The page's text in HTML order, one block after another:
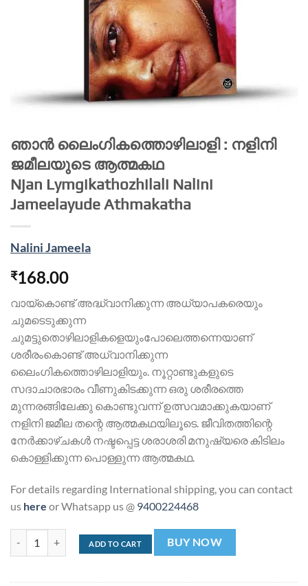
ഞാന്‍ ലൈംഗികത്തൊഴിലാളി : നളിനി
ജമീലയുടെ ആത്മകഥ
Njan Lymgikathozhilali Nalini
Jameelayude Athmakatha
Nalini Jameela
₹168.00
വായ്‌കൊണ്ട് അദ്ധ്വാനിക്കുന്ന അധ്യാപകരെയും
ചുമടെടുക്കുന്ന
ചുമട്ടുതൊഴിലാളികളെയുംപോലെത്തന്നെയാണ്
ശരീരംകൊണ്ട് അധ്വാനിക്കുന്ന
ലൈംഗികത്തൊഴിലാളിയും. നൂറ്റാണ്ടുകളുടെ
സദാചാരഭാരം വീണുകിടക്കുന്ന ഒരു ശരീരത്തെ
മുന്നരങ്ങിലേക്കു കൊണ്ടുവന്ന് ഉത്സവമാക്കുകയാണ്
നളിനി ജമീല തന്റെ ആത്മകഥയിലൂടെ. ജീവിതത്തിന്റെ
നേര്‍ക്കാഴ്ചകള്‍ നഷ്ടപ്പെട്ട ശരാശരി മനുഷ്യരെ കിടിലം
കൊള്ളിക്കുന്ന പൊള്ളുന്ന ആത്മകഥ.
For details regarding International shipping, you can contact
us here or Whatsapp us @ 9400224468
ഞാന്‍ ലൈംഗികത്തൊഴിലാളി : നളിനി ജമീലയുടെ ആത്മകഥ Njan
ADD TO CART BUY NOW